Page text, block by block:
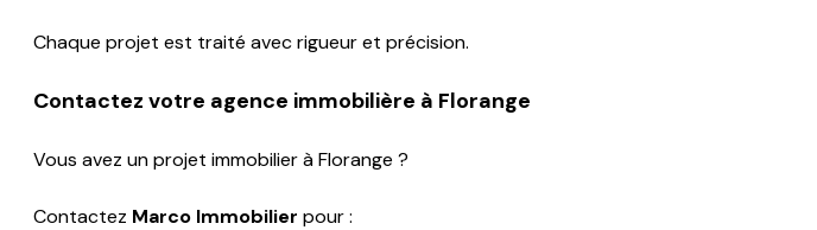
Chaque projet est traité avec rigueur et précision.
Contactez votre agence immobilière à Florange
Vous avez un projet immobilier à Florange ?
Contactez Marco Immobilier pour :